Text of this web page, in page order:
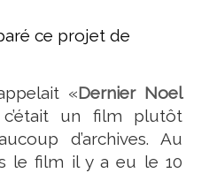
ce projet de
«Dernier Noel
un film plutôt
d’archives. Au
le film il y a eu le 10